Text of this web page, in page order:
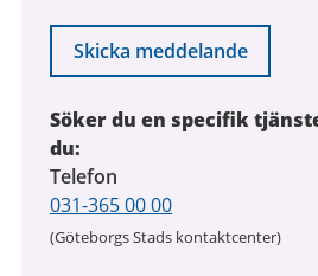
Skicka meddelande
Söker du en specifik
du:
Telefon
031-365 00 00
(Göteborgs Stads kontaktcenter)